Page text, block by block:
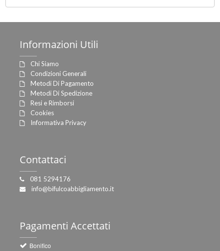
Informazioni Utili
Chi Siamo
Condizioni Generali
Metodi Di Pagamento
Metodi Di Spedizione
Resi e Rimborsi
Cookies
Informativa Privacy
Contattaci
081 5294176
info@bifulcoabbigliamento.it
Pagamenti Accettati
Bonifico